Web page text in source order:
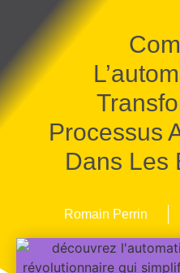
Processus
Dans Les
Romain Perrin